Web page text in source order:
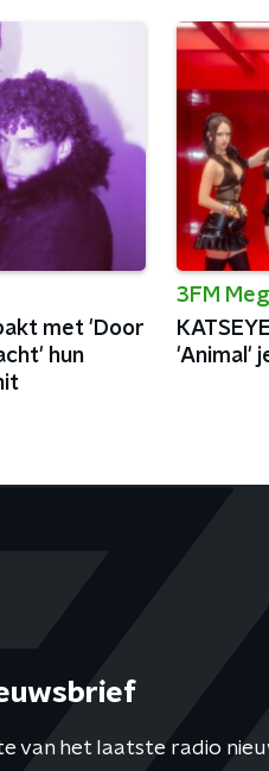
met 'Door
hun
3FM
'Animal'
van het laatste radio